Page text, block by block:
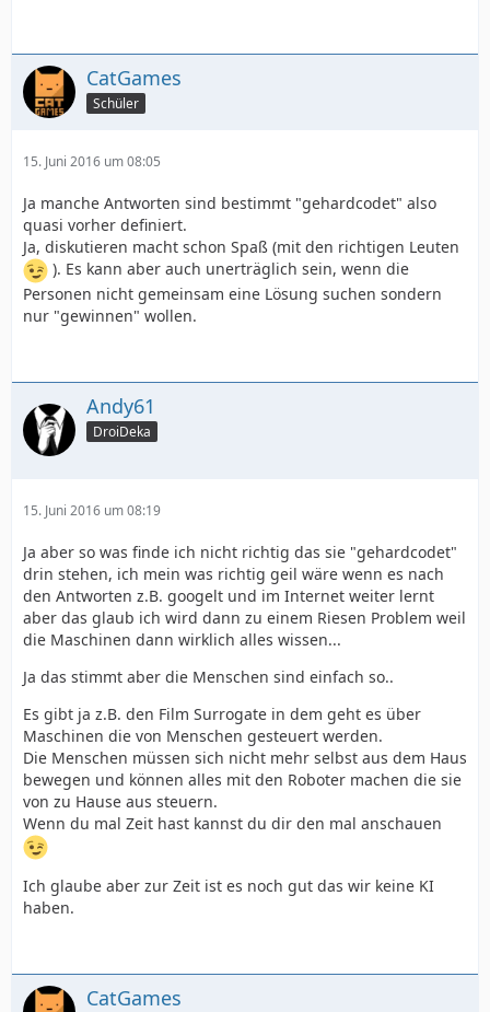
CatGames
Schüler
15. Juni 2016 um 08:05
Ja manche Antworten sind bestimmt "gehardcodet" also
quasi vorher definiert.
Ja, diskutieren macht schon Spaß (mit den richtigen Leuten
). Es kann aber auch unerträglich sein, wenn die
Personen nicht gemeinsam eine Lösung suchen sondern
nur "gewinnen" wollen.
Andy61
DroiDeka
15. Juni 2016 um 08:19
Ja aber so was finde ich nicht richtig das sie "gehardcodet"
drin stehen, ich mein was richtig geil wäre wenn es nach
den Antworten z.B. googelt und im Internet weiter lernt
aber das glaub ich wird dann zu einem Riesen Problem weil
die Maschinen dann wirklich alles wissen...
Ja das stimmt aber die Menschen sind einfach so..
Es gibt ja z.B. den Film Surrogate in dem geht es über
Maschinen die von Menschen gesteuert werden.
Die Menschen müssen sich nicht mehr selbst aus dem Haus
bewegen und können alles mit den Roboter machen die sie
von zu Hause aus steuern.
Wenn du mal Zeit hast kannst du dir den mal anschauen
Ich glaube aber zur Zeit ist es noch gut das wir keine KI
haben.
CatGames